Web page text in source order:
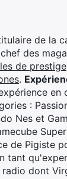
de la
des
de prestige
.
:
Nes et
de Pigiste
tant
dont